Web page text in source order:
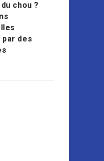
chou ?
par des